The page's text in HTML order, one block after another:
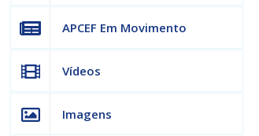
APCEF Em Movimento
Vídeos
Imagens